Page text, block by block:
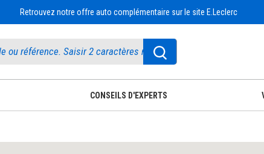
Retrouvez notre offre auto complémentaire sur le site E.Leclerc
CONSEILS D'EXPERTS